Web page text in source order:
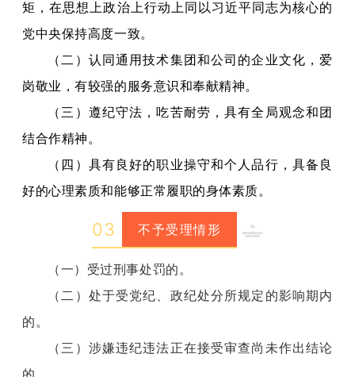
矩，在思想上政治上行动上同以习近平同志为核心的
党中央保持高度一致。
（二）认同通用技术集团和公司的企业文化，爱
岗敬业，有较强的服务意识和奉献精神。
（三）遵纪守法，吃苦耐劳，具有全局观念和团
结合作精神。
（四）具有良好的职业操守和个人品行，具备良
好的心理素质和能够正常履职的身体素质。
03 不予受理情形
（一）受过刑事处罚的。
（二）处于受党纪、政纪处分所规定的影响期内
的。
（三）涉嫌违纪违法正在接受审查尚未作出结论